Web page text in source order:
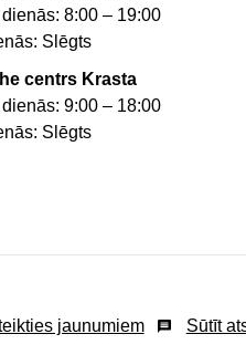
8:00 – 19:00
Slēgts
centrs Krasta
9:00 – 18:00
Slēgts
jaunumiem Sūtīt